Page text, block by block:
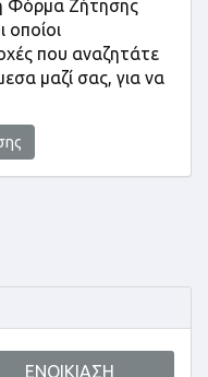
Φόρμα Ζήτησης
οποίοι
που αναζητάτε
μαζί σας, για να
ΕΝΟΙΚΊΑΣΗ